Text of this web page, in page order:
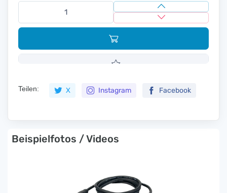
Teilen: X Instagram Facebook
Beispielfotos / Videos